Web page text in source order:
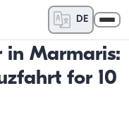
DE
in Marmaris:
for 10